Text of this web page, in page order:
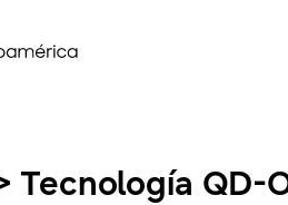
Tecnología QD-